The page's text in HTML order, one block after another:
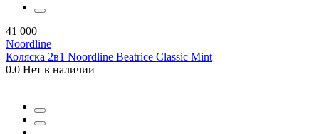
41 000
Noordline
Коляска 2в1 Noordline Beatrice Classic Mint
0.0 Нет в наличии